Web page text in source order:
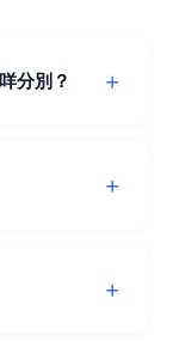
分別？
訊會議；
4K 串流、大
纖覆蓋有